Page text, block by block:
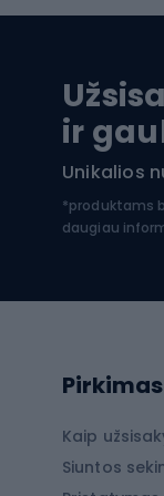
Baidarės
SUP lentos
Žygio šortai
Žygio
ir
Unikalios
*produktams
daugiau
Pirkimas
Kaip
Siuntos